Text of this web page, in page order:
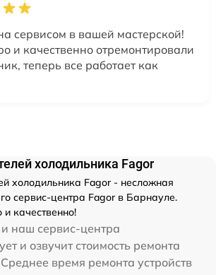
сервисом в вашей мастерской!
и качественно отремонтировали
теперь все работает как
холодильника Fagor
холодильника Fagor - несложная
сервис-центра Fagor в Барнауле.
качественно!
наш сервис-центра
и озвучит стоимость ремонта
время ремонта устройств